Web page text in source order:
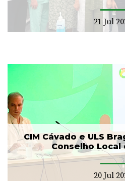
21 Jul
CIM Cávado e ULS
Conselho Local
20 Jul